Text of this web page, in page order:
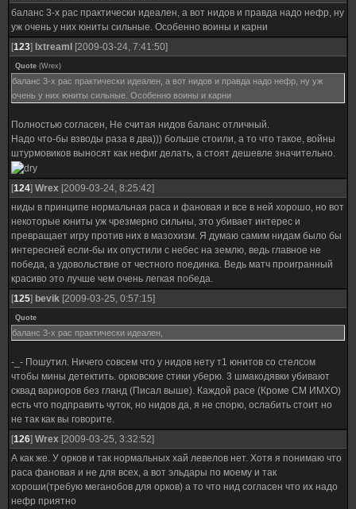
баланс 3-х рас практически идеален, а вот нидов и правда надо нефр, ну
уж очень у них юниты сильные. Особенно воины и карни
[123] IxtreamI [2009-03-24, 7:41:50]
Quote (Wrex)
баланс 3-х рас практически идеален, а вот нидов и правда надо нефр, ну уж
очень у них юниты сильные. Особенно воины и карни
Полностью согласен, Не считая нидов баланс отличный.
Надо что-бы взводы раза в два))) больше стоили, а то что такое, войны
штурмовиков выносят как нефиг делать, а стоят дешевле значительно.
[124] Wrex [2009-03-24, 8:25:42]
ниды в принципе нормальная раса и фановая и все в ней хорошо, но вот
некоторые юниты уж чрезмерно сильны, это убивает интерес и
превращает игру против них в мазохизм. Я думаю самим нидам было бы
интересней если-бы их опустили с небес на землю, ведь главное не
победа, а удовольствие от честного поединка. Ведь матч проигранный
красиво это лучше чем очень легкая победа.
[125] bevik [2009-03-25, 0:57:15]
Quote
баланс 3-х рас практически идеален,
-_- Пошутил. Ничего совсем что у нидов нету т1 юнитов со стелсом
чтобы мины детектить. орковские стики уберю. 3 шмакодявки убивают
сквад вариоров без гланд (Писал выше). Каждой расе (Кроме СМ ИМХО)
есть что подправить чуток, но нидов да, я не спорю, ослабить стоит но
не так как вы говорите.
[126] Wrex [2009-03-25, 3:32:52]
А как же. У орков и так нормальных хай левелов нет. Хотя я понимаю что
раса фановая и не для всех, а вот эльдары по моему и так
хороши(требую меганобов для орков) а то что нид согласен что их надо
нефр приятно